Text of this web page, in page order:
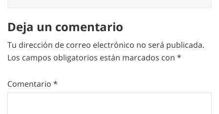
Deja un comentario
Tu dirección de correo electrónico no será publicada.
Los campos obligatorios están marcados con *
Comentario *